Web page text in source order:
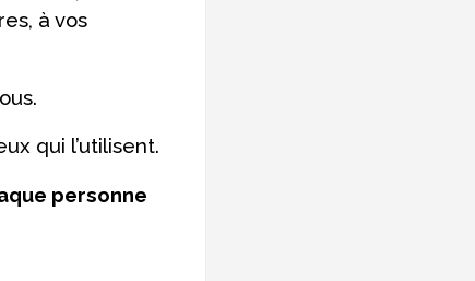
à vos
qui l’utilisent.
personne